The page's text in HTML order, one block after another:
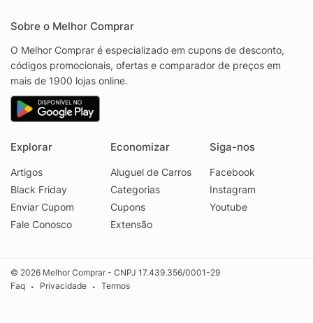
Sobre o Melhor Comprar
O Melhor Comprar é especializado em cupons de desconto,
códigos promocionais, ofertas e comparador de preços em
mais de 1900 lojas online.
Explorar
Artigos
Black Friday
Enviar Cupom
Fale Conosco
Economizar
Aluguel de Carros
Categorias
Cupons
Extensão
Siga-nos
Facebook
Instagram
Youtube
© 2026 Melhor Comprar - CNPJ 17.439.356/0001-29
Faq
• Privacidade • Termos